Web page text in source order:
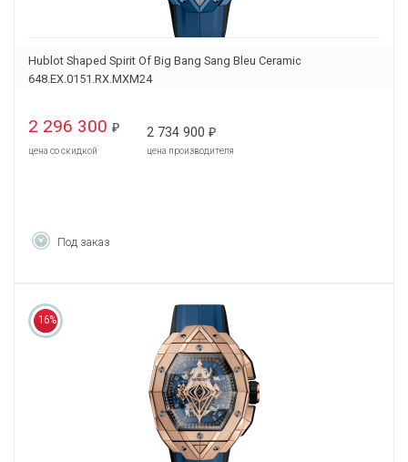
Hublot Shaped Spirit Of Big Bang Sang Bleu Ceramic
648.EX.0151.RX.MXM24
2 296 300 ₽
цена со скидкой
2 734 900 ₽
цена производителя
Под заказ
16%